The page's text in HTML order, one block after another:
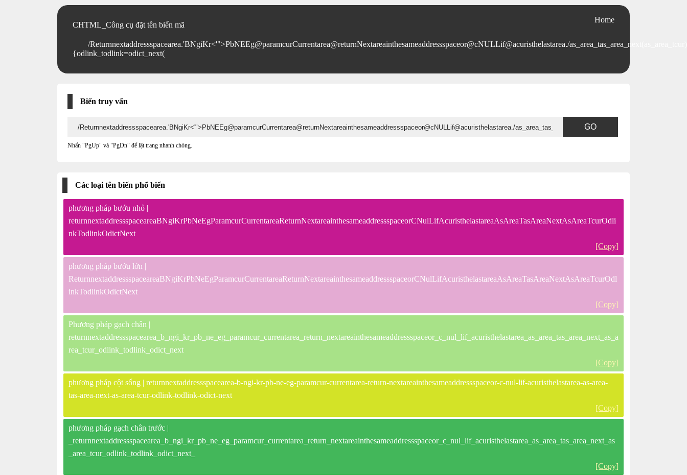
CHTML_Công cụ đặt tên biến mã
/Returnnextaddressspacearea.'BNgiKr<'">PbNEEg@paramcurCurrentarea@returnNextareainthesameaddressspaceor@cNULLif@acuristhelastarea./as_area_tas_area_next(as_area_tcur)
{odlink_todlink=odict_next(
Home
Biến truy vấn
Nhấn "PgUp" và "PgDn" để lật trang nhanh chóng.
Các loại tên biến phổ biến
phương pháp bướu nhỏ |
returnnextaddressspaceareaBNgiKrPbNeEgParamcurCurrentareaReturnNextareainthesameaddressspaceorCNulLifAcuristhelastareaAsAreaTasAreaNextAsAreaTcurOdli
nkTodlinkOdictNext
[Copy]
phương pháp bướu lớn |
ReturnnextaddressspaceareaBNgiKrPbNeEgParamcurCurrentareaReturnNextareainthesameaddressspaceorCNulLifAcuristhelastareaAsAreaTasAreaNextAsAreaTcurOdl
inkTodlinkOdictNext
[Copy]
Phương pháp gạch chân |
returnnextaddressspacearea_b_ngi_kr_pb_ne_eg_paramcur_currentarea_return_nextareainthesameaddressspaceor_c_nul_lif_acuristhelastarea_as_area_tas_area_next_as_a
rea_tcur_odlink_todlink_odict_next
[Copy]
phương pháp cột sống | returnnextaddressspacearea-b-ngi-kr-pb-ne-eg-paramcur-currentarea-return-nextareainthesameaddressspaceor-c-nul-lif-acuristhelastarea-as-area-
tas-area-next-as-area-tcur-odlink-todlink-odict-next
[Copy]
phương pháp gạch chân trước |
_returnnextaddressspacearea_b_ngi_kr_pb_ne_eg_paramcur_currentarea_return_nextareainthesameaddressspaceor_c_nul_lif_acuristhelastarea_as_area_tas_area_next_as
_area_tcur_odlink_todlink_odict_next_
[Copy]